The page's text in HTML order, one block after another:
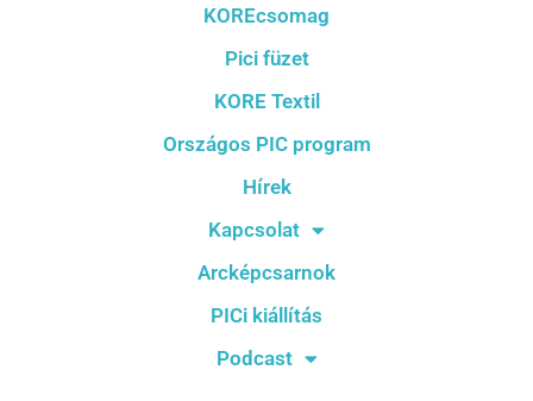
KOREcsomag
Pici füzet
KORE Textil
Országos PIC program
Hírek
Kapcsolat
Arcképcsarnok
PICi kiállítás
Podcast